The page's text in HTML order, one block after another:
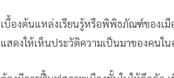
เบื้องต้นแหล่งเรียนรู้หรือพิพิธภัณฑ์ของเมื
แสดงให้เห็นประวัติความเป็นมาของคนใ